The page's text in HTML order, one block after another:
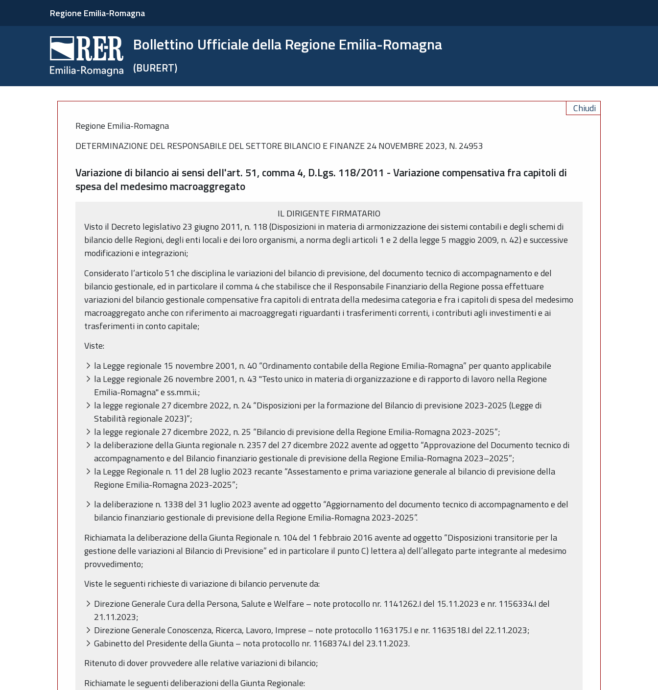
Regione Emilia-Romagna
Bollettino Ufficiale della Regione Emilia-Romagna
(BURERT)
Chiudi
Regione Emilia-Romagna
DETERMINAZIONE DEL RESPONSABILE DEL SETTORE BILANCIO E FINANZE 24 NOVEMBRE 2023, N. 24953
Variazione di bilancio ai sensi dell'art. 51, comma 4, D.Lgs. 118/2011 - Variazione compensativa fra capitoli di
spesa del medesimo macroaggregato
IL DIRIGENTE FIRMATARIO
Visto il Decreto legislativo 23 giugno 2011, n. 118 (Disposizioni in materia di armonizzazione dei sistemi contabili e degli schemi di
bilancio delle Regioni, degli enti locali e dei loro organismi, a norma degli articoli 1 e 2 della legge 5 maggio 2009, n. 42) e successive
modificazioni e integrazioni;
Considerato l’articolo 51 che disciplina le variazioni del bilancio di previsione, del documento tecnico di accompagnamento e del
bilancio gestionale, ed in particolare il comma 4 che stabilisce che il Responsabile Finanziario della Regione possa effettuare
variazioni del bilancio gestionale compensative fra capitoli di entrata della medesima categoria e fra i capitoli di spesa del medesimo
macroaggregato anche con riferimento ai macroaggregati riguardanti i trasferimenti correnti, i contributi agli investimenti e ai
trasferimenti in conto capitale;
Viste:
la Legge regionale 15 novembre 2001, n. 40 “Ordinamento contabile della Regione Emilia-Romagna” per quanto applicabile
la Legge regionale 26 novembre 2001, n. 43 "Testo unico in materia di organizzazione e di rapporto di lavoro nella Regione
Emilia-Romagna" e ss.mm.ii.;
la legge regionale 27 dicembre 2022, n. 24 “Disposizioni per la formazione del Bilancio di previsione 2023-2025 (Legge di
Stabilità regionale 2023)”;
la legge regionale 27 dicembre 2022, n. 25 “Bilancio di previsione della Regione Emilia-Romagna 2023-2025”;
la deliberazione della Giunta regionale n. 2357 del 27 dicembre 2022 avente ad oggetto “Approvazione del Documento tecnico di
accompagnamento e del Bilancio finanziario gestionale di previsione della Regione Emilia-Romagna 2023–2025”;
la Legge Regionale n. 11 del 28 luglio 2023 recante “Assestamento e prima variazione generale al bilancio di previsione della
Regione Emilia-Romagna 2023-2025”;
la deliberazione n. 1338 del 31 luglio 2023 avente ad oggetto “Aggiornamento del documento tecnico di accompagnamento e del
bilancio finanziario gestionale di previsione della Regione Emilia-Romagna 2023-2025”.
Richiamata la deliberazione della Giunta Regionale n. 104 del 1 febbraio 2016 avente ad oggetto “Disposizioni transitorie per la
gestione delle variazioni al Bilancio di Previsione” ed in particolare il punto C) lettera a) dell’allegato parte integrante al medesimo
provvedimento;
Viste le seguenti richieste di variazione di bilancio pervenute da:
Direzione Generale Cura della Persona, Salute e Welfare – note protocollo nr. 1141262.I del 15.11.2023 e nr. 1156334.I del
21.11.2023;
Direzione Generale Conoscenza, Ricerca, Lavoro, Imprese – note protocollo 1163175.I e nr. 1163518.I del 22.11.2023;
Gabinetto del Presidente della Giunta – nota protocollo nr. 1168374.I del 23.11.2023.
Ritenuto di dover provvedere alle relative variazioni di bilancio;
Richiamate le seguenti deliberazioni della Giunta Regionale: